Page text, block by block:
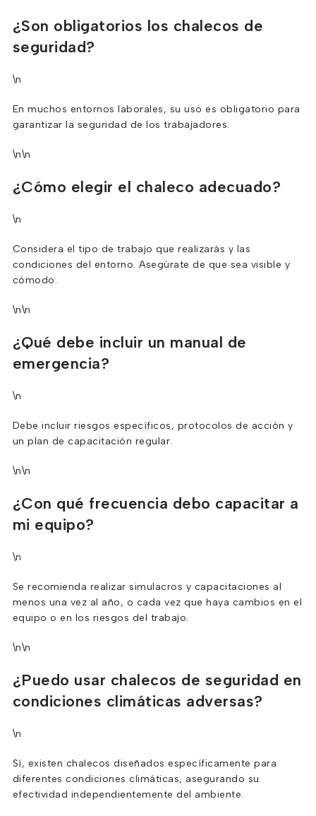
¿Son obligatorios los chalecos de
seguridad?
\n
En muchos entornos laborales, su uso es obligatorio para
garantizar la seguridad de los trabajadores.
\n\n
¿Cómo elegir el chaleco adecuado?
\n
Considera el tipo de trabajo que realizarás y las
condiciones del entorno. Asegúrate de que sea visible y
cómodo.
\n\n
¿Qué debe incluir un manual de
emergencia?
\n
Debe incluir riesgos específicos, protocolos de acción y
un plan de capacitación regular.
\n\n
¿Con qué frecuencia debo capacitar a
mi equipo?
\n
Se recomienda realizar simulacros y capacitaciones al
menos una vez al año, o cada vez que haya cambios en el
equipo o en los riesgos del trabajo.
\n\n
¿Puedo usar chalecos de seguridad en
condiciones climáticas adversas?
\n
Sí, existen chalecos diseñados específicamente para
diferentes condiciones climáticas, asegurando su
efectividad independientemente del ambiente.